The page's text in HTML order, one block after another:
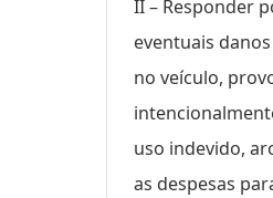
II – Responder
eventuais
no veículo,
uso indevido,
as despesas